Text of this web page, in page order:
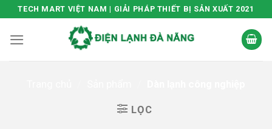
Skip
content
TECH MART VIỆT NAM | GIẢI PHÁP THIẾT BỊ SẢN XUẤT 2021
LỌC